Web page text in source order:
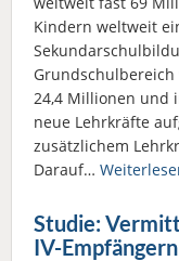
Kindern weltweit
24,4 Millionen und
neue Lehrkräfte
zusätzlichem
Darauf…
Studie:
IV-Empfängern